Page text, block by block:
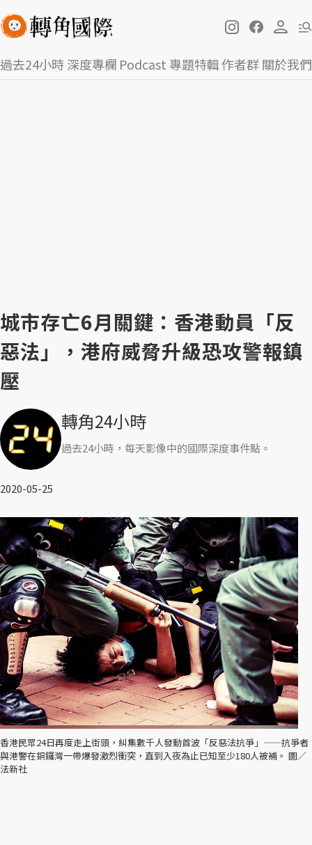
過去24小時深度專欄 Podcast 專題特輯作者群關於我們
城市存亡6月關鍵：香港動員「反
惡法」，港府威脅升級恐攻警報鎮
壓
轉角24小時
過去24小時，每天影像中的國際深度事件點。
2020-05-25
香港民眾24日再度走上街頭，糾集數千人發動首波「反惡法抗爭」——抗爭者
與港警在銅鑼灣一帶爆發激烈衝突，直到入夜為止已知至少180人被補。 圖／
法新社